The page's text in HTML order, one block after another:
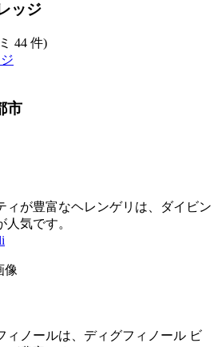
ッジ
44 件)
市
ィが豊富なヘレンゲリは、ダイビン
気です。
ィノールは、ディグフィノール ビ